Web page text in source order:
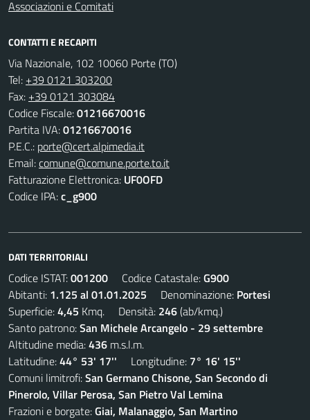
Associazioni e Comitati
CONTATTI E RECAPITI
Via Nazionale, 102 10060 Porte (TO)
Tel: +39 0121 303200
Fax: +39 0121 303084
Codice Fiscale:01216670016
Partita IVA:01216670016
P.E.C.: porte@cert.alpimedia.it
Email:comune@comune.porte.to.it
Fatturazione Elettronica: UF0OFD
Codice IPA:c_g900
DATI TERRITORIALI
Codice ISTAT:001200 Codice Catastale:G900
Abitanti: 1.125 al 01.01.2025 Denominazione: Portesi
Superficie:4,45 Kmq. Densità: 246(ab/kmq.)
Santo patrono:San Michele Arcangelo - 29 settembre
Altitudine media:436 m.s.l.m.
Latitudine:44° 53' 17'' Longitudine: 7° 16' 15''
Comuni limitrofi:San Germano Chisone, San Secondo di
Pinerolo, Villar Perosa, San Pietro Val Lemina
Frazioni e borgate:Giai, Malanaggio, San Martino